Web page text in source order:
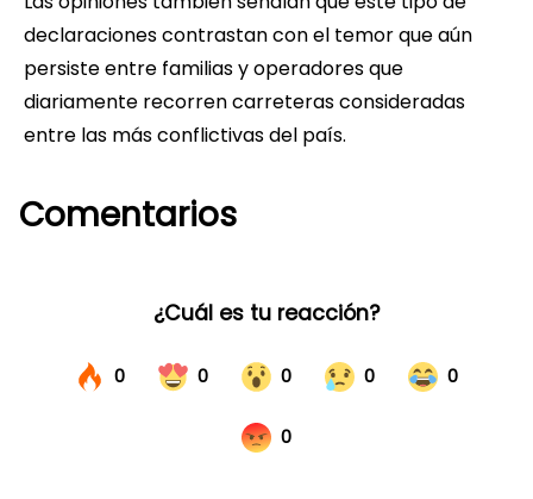
declaraciones contrastan con el temor que aún
persiste entre familias y operadores que
diariamente recorren carreteras consideradas
entre las más conflictivas del país.
Comentarios